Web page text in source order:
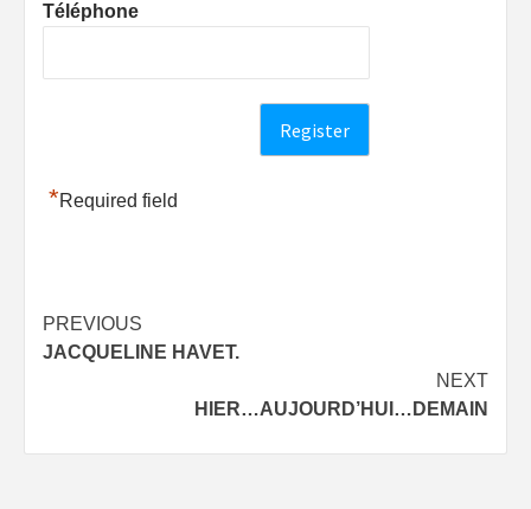
Téléphone
*Required field
Post
navigation
PREVIOUS
JACQUELINE HAVET.
NEXT
HIER…AUJOURD’HUI…DEMAIN